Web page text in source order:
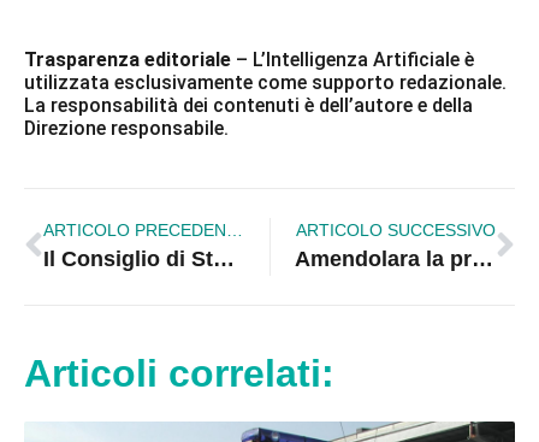
Trasparenza editoriale – L’Intelligenza Artificiale è
utilizzata esclusivamente come supporto redazionale.
La responsabilità dei contenuti è dell’autore e della
Direzione responsabile.
Il Consiglio di Stato annulla le nomine: rivoluzione ai vertici della giustizia di Crotone
ARTICOLO SUCCESSIVO
Amendolara la protesta contro il caporalato: mobilitazione nazionale dopo la tragedia
Articoli correlati: